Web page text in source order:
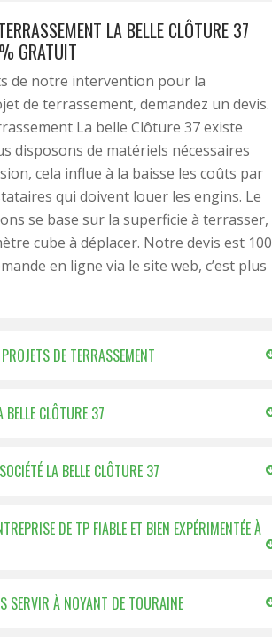
LA BELLE CLÔTURE 37
GRATUIT
de notre intervention pour la
de terrassement, demandez un devis.
La belle Clôture 37 existe
disposons de matériels nécessaires
cela influe à la baisse les coûts par
qui doivent louer les engins. Le
se base sur la superficie à terrasser,
cube à déplacer. Notre devis est 100
en ligne via le site web, c’est plus
DE TERRASSEMENT
BELLE CLÔTURE 37
LA BELLE CLÔTURE 37
DE TP FIABLE ET BIEN EXPÉRIMENTÉE À
SERVIR À NOYANT DE TOURAINE